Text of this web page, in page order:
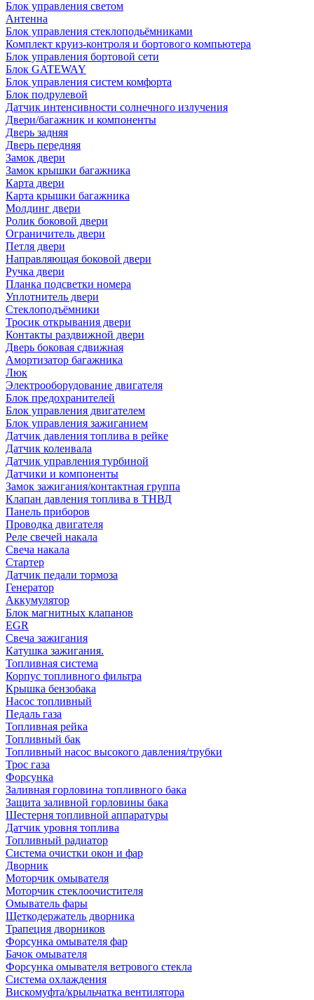
Блок управления светом
Антенна
Блок управления стеклоподьёмниками
Комплект круиз-контроля и бортового компьютера
Блок управления бортовой сети
Блок GATEWAY
Блок управления систем комфорта
Блок подрулевой
Датчик интенсивности солнечного излучения
Двери/багажник и компоненты
Дверь задняя
Дверь передняя
Замок двери
Замок крышки багажника
Карта двери
Карта крышки багажника
Молдинг двери
Ролик боковой двери
Ограничитель двери
Петля двери
Направляющая боковой двери
Ручка двери
Планка подсветки номера
Уплотнитель двери
Стеклоподъёмники
Тросик открывания двери
Контакты раздвижной двери
Дверь боковая сдвижная
Амортизатор багажника
Люк
Электрооборудование двигателя
Блок предохранителей
Блок управления двигателем
Блок управления зажиганием
Датчик давления топлива в рейке
Датчик коленвала
Датчик управления турбиной
Датчики и компоненты
Замок зажигания/контактная группа
Клапан давления топлива в ТНВД
Панель приборов
Проводка двигателя
Реле свечей накала
Свеча накала
Стартер
Датчик педали тормоза
Генератор
Аккумулятор
Блок магнитных клапанов
EGR
Свеча зажигания
Катушка зажигания.
Топливная система
Корпус топливного фильтра
Крышка бензобака
Насос топливный
Педаль газа
Топливная рейка
Топливный бак
Топливный насос высокого давления/трубки
Трос газа
Форсунка
Заливная горловина топливного бака
Защита заливной горловины бака
Шестерня топливной аппаратуры
Датчик уровня топлива
Топливный радиатор
Система очистки окон и фар
Дворник
Моторчик омывателя
Моторчик стеклоочистителя
Омыватель фары
Щеткодержатель дворника
Трапеция дворников
Форсунка омывателя фар
Бачок омывателя
Форсунка омывателя ветрового стекла
Система охлаждения
Вискомуфта/крыльчатка вентилятора